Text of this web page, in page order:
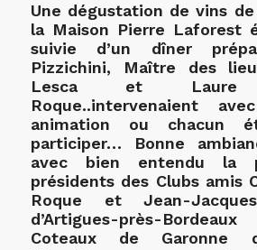
Une dégustation de vins
la Maison Pierre Laforest
suivie d’un dîner
Pizzichini, Maître des
Lesca et
Roque..intervenaient
animation ou chacun
participer… Bonne
avec bien entendu la
présidents des Clubs amis
Roque et Jean-
d’Artigues-près-
Coteaux de Garonne